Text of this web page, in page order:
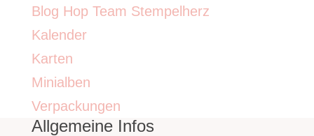
Blog Hop Team Stempelherz
Kalender
Karten
Minialben
Verpackungen
Allgemeine Infos